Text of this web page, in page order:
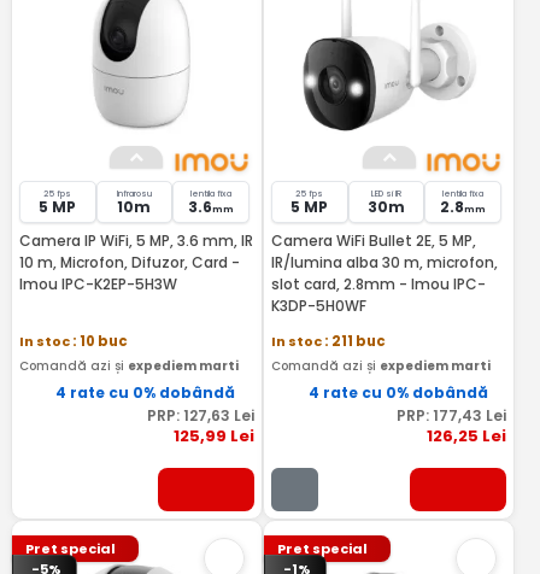
25 fps
5 MP
Infrarosu
10m
lentila fixa
3.6mm
Camera IP WiFi, 5 MP, 3.6 mm, IR
10 m, Microfon, Difuzor, Card -
Imou IPC-K2EP-5H3W
In stoc: 10 buc
Comandă azi și expediem marti
4 rate cu 0% dobândă
PRP: 127,63 Lei
125,99 Lei
25 fps
5 MP
LED si IR
30m
lentila fixa
2.8mm
Camera WiFi Bullet 2E, 5 MP,
IR/lumina alba 30 m, microfon,
slot card, 2.8mm - Imou IPC-
K3DP-5H0WF
In stoc: 211 buc
Comandă azi și expediem marti
4 rate cu 0% dobândă
PRP: 177,43 Lei
126,25 Lei
Pret special
-5%
Pret special
-1%